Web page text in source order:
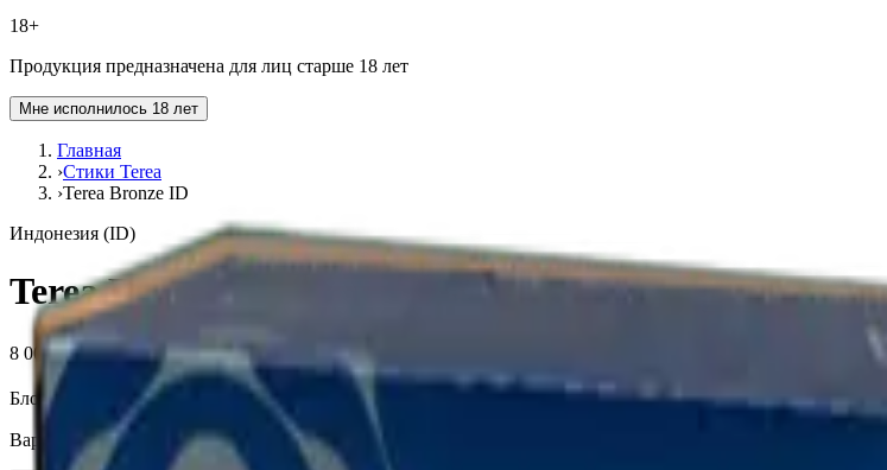
18+
Продукция предназначена для лиц старше 18 лет
Мне исполнилось 18 лет
Главная
›Стики Terea
›Terea Bronze ID
Индонезия (ID)
Terea Bronze ID
8 000 ₽
Блок (10 пачек): 810 ₽
Вариант